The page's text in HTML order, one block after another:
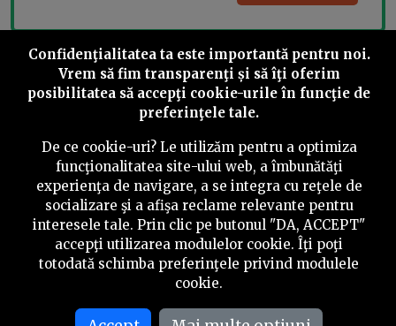
Share this
©2026 PressOne.ro
RSSNewslettere Despre noiPolitica editorială
Politica de verificare a conținutuluiContact
Confidenţialitatea ta este importantă pentru noi.
Vrem să fim transparenţi și să îţi oferim
posibilitatea să accepţi cookie-urile în funcţie de
preferinţele tale.
De ce cookie-uri? Le utilizăm pentru a optimiza
funcţionalitatea site-ului web, a îmbunătăţi
experienţa de navigare, a se integra cu reţele de
socializare şi a afişa reclame relevante pentru
interesele tale. Prin clic pe butonul "DA, ACCEPT"
accepţi utilizarea modulelor cookie. Îţi poţi
totodată schimba preferinţele privind modulele
cookie.